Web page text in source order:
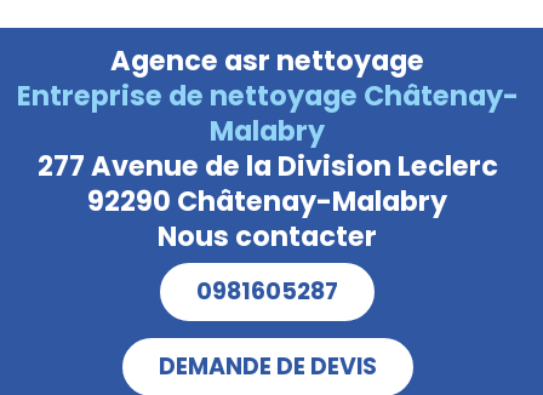
Agence asr nettoyage
Entreprise de nettoyage Châtenay-
Malabry
277 Avenue de la Division Leclerc
92290 Châtenay-Malabry
Nous contacter
0981605287
DEMANDE DE DEVIS